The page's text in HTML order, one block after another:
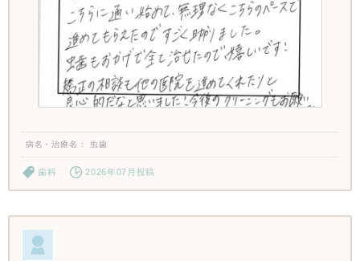
病名・治療名 虫歯
歯科 2026年07月投稿